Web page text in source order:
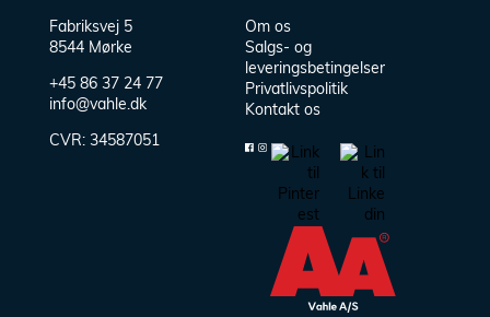
Fabriksvej 5
8544 Mørke
+45 86 37 24 77
info@vahle.dk
CVR: 34587051
Om os
Salgs- og
leveringsbetingelser
Privatlivspolitik
Kontakt os